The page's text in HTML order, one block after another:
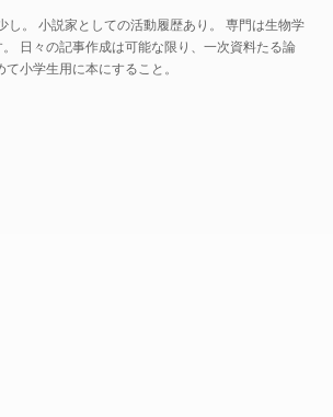
。 小説家としての活動履歴あり。 専門は生物学
日々の記事作成は可能な限り、一次資料たる論
小学生用に本にすること。